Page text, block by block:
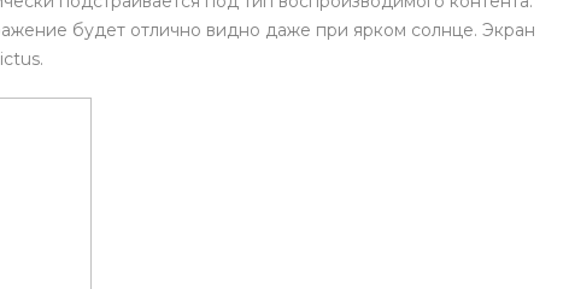
будет отлично видно даже при ярком солнце. Экран